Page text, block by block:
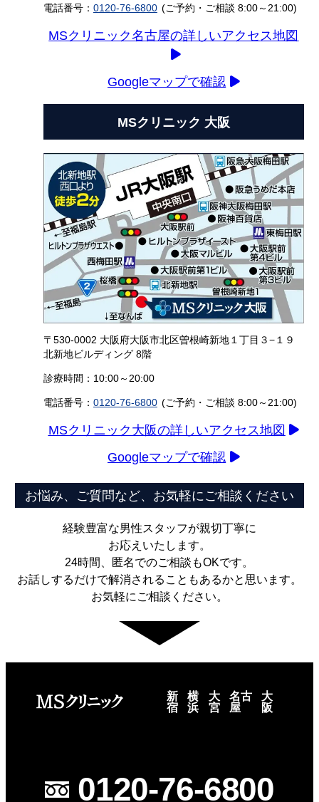
電話番号： 0120-76-6800 (ご予約・ご相談 8:00～21:00)
MSクリニック名古屋の詳しいアクセス地図
Googleマップで確認
MSクリニック 大阪
〒530-0002 大阪府大阪市北区曽根崎新地１丁目３−１９
北新地ビルディング 8階
診療時間：10:00～20:00
電話番号： 0120-76-6800 (ご予約・ご相談 8:00～21:00)
MSクリニック大阪の詳しいアクセス地図
Googleマップで確認
お悩み、ご質問など、お気軽にご相談ください
経験豊富な男性スタッフが親切丁寧に
お応えいたします。
24時間、匿名でのご相談もOKです。
お話しするだけで解消されることもあるかと思います。
お気軽にご相談ください。
新
宿
横
浜
大
宮
名古
屋
大
阪
0120-76-6800